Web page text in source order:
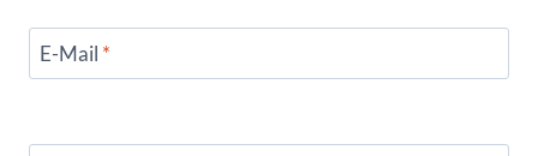
E-Mail *